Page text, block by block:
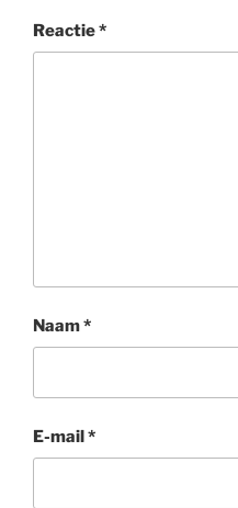
Reactie*
Naam*
E-mail*